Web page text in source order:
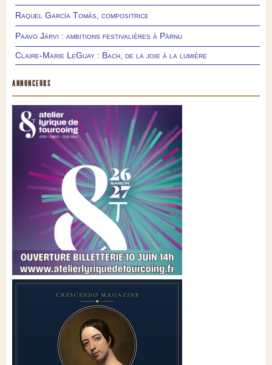
Raquel García Tomás, compositrice
Paavo Järvi : ambitions festivalières à Pärnu
Claire-Marie LeGuay : Bach, de la joie à la lumière
ANNONCEURS